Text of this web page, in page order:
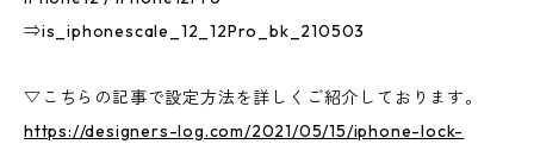
⇒is_iphonescale_12_12Pro_bk_210503
▽こちらの記事で設定方法を詳しくご紹介しております。
https://designers-log.com/2021/05/15/iphone-lock-